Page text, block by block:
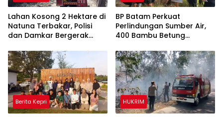
Lahan Kosong 2 Hektare di
Natuna Terbakar, Polisi
dan Damkar Bergerak
BP Batam Perkuat
Perlindungan Sumber Air,
400 Bambu Betung
Nongsa
Berita Kepri HUKRIM